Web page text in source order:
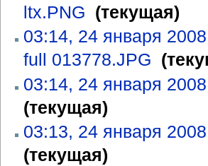
ltx.PNG (текущая)
03:14, 24 января 2008
full 013778.JPG
03:14, 24 января 2008
(текущая)
03:13, 24 января 2008
(текущая)